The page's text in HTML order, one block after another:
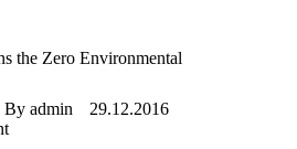
the Zero Environmental
By admin
29.12.2016